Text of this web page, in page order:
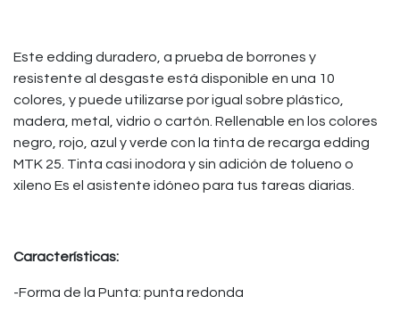
Este edding duradero, a prueba de borrones y
resistente al desgaste está disponible en una 10
colores, y puede utilizarse por igual sobre plástico,
madera, metal, vidrio o cartón. Rellenable en los colores
negro, rojo, azul y verde con la tinta de recarga edding
MTK 25. Tinta casi inodora y sin adición de tolueno o
xileno Es el asistente idóneo para tus tareas diarias.
Características:
-Forma de la Punta: punta redonda